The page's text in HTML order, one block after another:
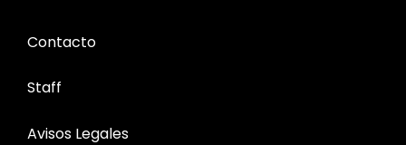
Contacto
Staff
Avisos Legales